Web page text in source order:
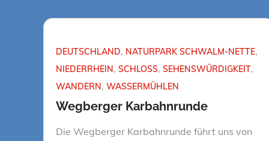
DEUTSCHLAND NATURPARK SCHWALM-NETTE
NIEDERRHEIN SCHLOSS SEHENSWÜRDIGKEIT
WANDERN WASSERMÜHLEN
Wegberger Karbahnrunde
Die Wegberger Karbahnrunde führt uns von